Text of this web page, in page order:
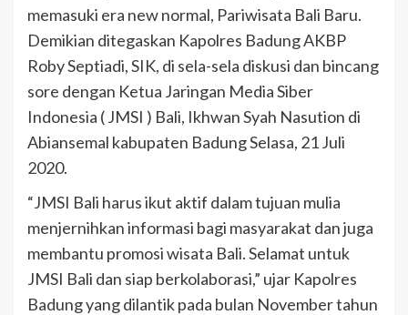
memasuki era new normal, Pariwisata Bali Baru.
Demikian ditegaskan Kapolres Badung AKBP
Roby Septiadi, SIK, di sela-sela diskusi dan bincang
sore dengan Ketua Jaringan Media Siber
Indonesia ( JMSI ) Bali, Ikhwan Syah Nasution di
Abiansemal kabupaten Badung Selasa, 21 Juli
2020.
“JMSI Bali harus ikut aktif dalam tujuan mulia
menjernihkan informasi bagi masyarakat dan juga
membantu promosi wisata Bali. Selamat untuk
JMSI Bali dan siap berkolaborasi,” ujar Kapolres
Badung yang dilantik pada bulan November tahun